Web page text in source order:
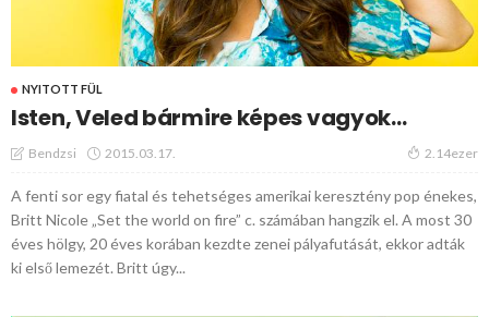
NYITOTT FÜL
Isten, Veled bármire képes vagyok…
Bendzsi 2015.03.17. 2.14ezer
A fenti sor egy fiatal és tehetséges amerikai keresztény pop énekes,
Britt Nicole „Set the world on fire” c. számában hangzik el. A most 30
éves hölgy, 20 éves korában kezdte zenei pályafutását, ekkor adták
ki első lemezét. Britt úgy...